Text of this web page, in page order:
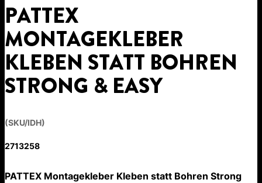
PATTEX
MONTAGEKLEBER
KLEBEN STATT BOHREN
STRONG & EASY
(SKU/IDH)
2713258
PATTEX Montagekleber Kleben statt Bohren Strong